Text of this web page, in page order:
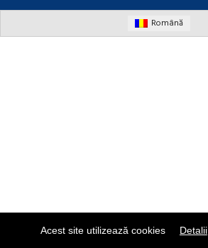
Acest site utilizează cookies Detalii
Română